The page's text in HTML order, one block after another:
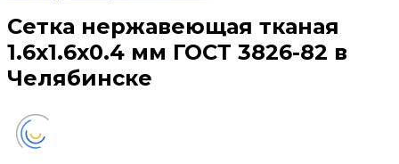
Сетка нержавеющая тканая
1.6х1.6х0.4 мм ГОСТ 3826-82 в
Челябинске